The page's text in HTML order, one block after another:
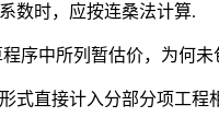
数时，应按连桑法计算.
序中所列暂估价，为何
形式直接计入分部分项工程